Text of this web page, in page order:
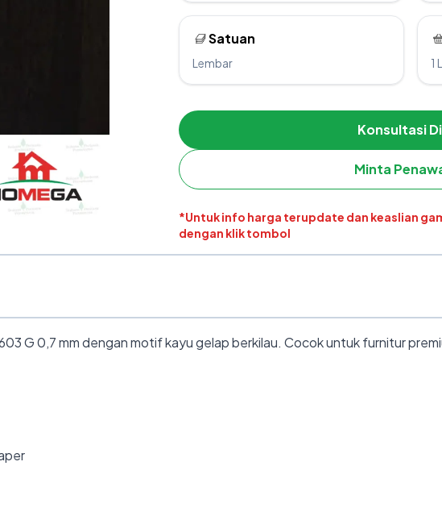
Satuan
Lembar 1
Konsultasi
Minta
*Untuk info harga terupdate dan keaslian
dengan klik tombol
G 0,7 mm dengan motif kayu gelap berkilau. Cocok untuk furnitur